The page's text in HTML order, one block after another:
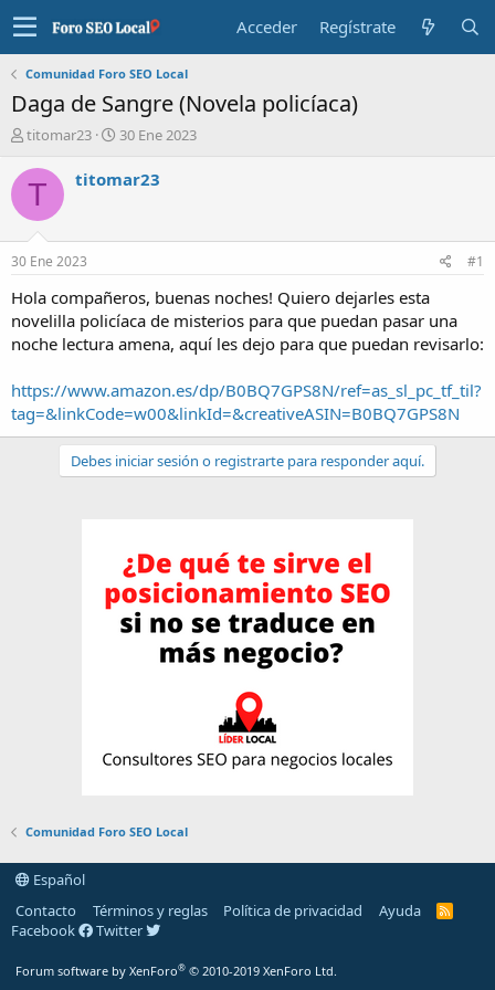
Acceder Regístrate
Comunidad Foro SEO Local
Daga de Sangre (Novela policíaca)
I
i
i
d
o
r
e
l
e
m
a
titomar23
F
c
n
i
c
i
30 Ene 2023
T titomar23
30 Ene 2023 #1
Hola compañeros, buenas noches! Quiero dejarles esta
novelilla policíaca de misterios para que puedan pasar una
noche lectura amena, aquí les dejo para que puedan revisarlo:
https://www.amazon.es/dp/B0BQ7GPS8N/ref=as_sl_pc_tf_til?
tag=&linkCode=w00&linkId=&creativeASIN=B0BQ7GPS8N
Debes iniciar sesión o registrarte para responder aquí.
Comunidad Foro SEO Local
Español
Contacto
Términos y reglas Política de privacidad Ayuda
R
Facebook Twitter
Forum software by XenForo® © 2010-2019 XenForo Ltd.